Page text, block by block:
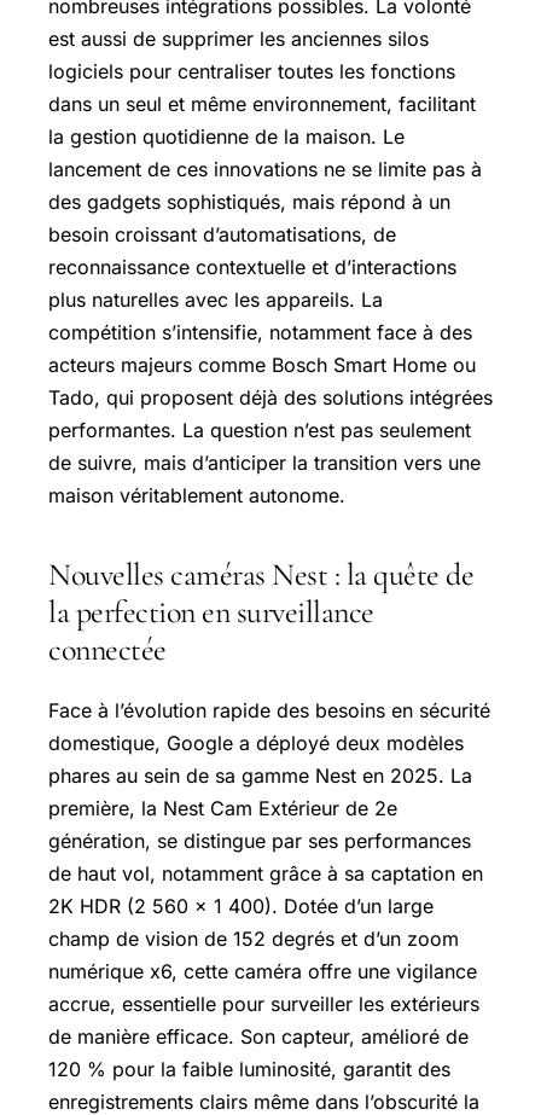
nombreuses intégrations possibles. La volonté
est aussi de supprimer les anciennes silos
logiciels pour centraliser toutes les fonctions
dans un seul et même environnement, facilitant
la gestion quotidienne de la maison. Le
lancement de ces innovations ne se limite pas à
des gadgets sophistiqués, mais répond à un
besoin croissant d’automatisations, de
reconnaissance contextuelle et d’interactions
plus naturelles avec les appareils. La
compétition s’intensifie, notamment face à des
acteurs majeurs comme Bosch Smart Home ou
Tado, qui proposent déjà des solutions intégrées
performantes. La question n’est pas seulement
de suivre, mais d’anticiper la transition vers une
maison véritablement autonome.
Nouvelles caméras Nest : la quête de
la perfection en surveillance
connectée
Face à l’évolution rapide des besoins en sécurité
domestique, Google a déployé deux modèles
phares au sein de sa gamme Nest en 2025. La
première, la Nest Cam Extérieur de 2e
génération, se distingue par ses performances
de haut vol, notamment grâce à sa captation en
2K HDR (2 560 x 1 400). Dotée d’un large
champ de vision de 152 degrés et d’un zoom
numérique x6, cette caméra offre une vigilance
accrue, essentielle pour surveiller les extérieurs
de manière efficace. Son capteur, amélioré de
120 % pour la faible luminosité, garantit des
enregistrements clairs même dans l’obscurité la